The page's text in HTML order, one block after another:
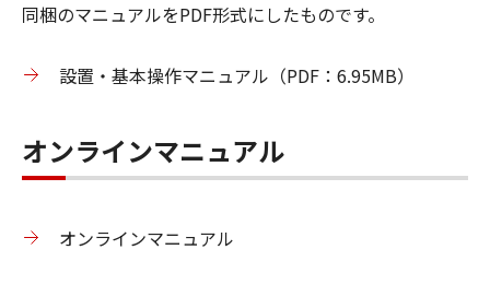
同梱のマニュアルをPDF形式にしたものです。
設置・基本操作マニュアル（PDF：6.95MB）
オンラインマニュアル
オンラインマニュアル